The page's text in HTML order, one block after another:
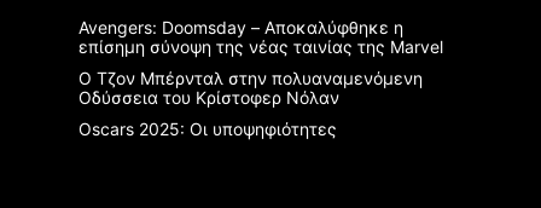
Avengers: Doomsday – Αποκαλύφθηκε η
επίσημη σύνοψη της νέας ταινίας της Marvel
Ο Τζον Μπέρνταλ στην πολυαναμενόμενη
Οδύσσεια του Κρίστοφερ Νόλαν
Oscars 2025: Οι υποψηφιότητες